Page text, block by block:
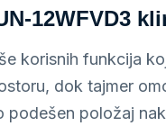
12WFVD3
korisnih funkcija
dok tajmer
podešen položaj